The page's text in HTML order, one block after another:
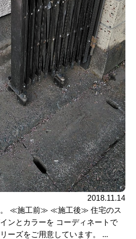
2018.11.14
。 ≪施工前≫ ≪施工後≫ 住宅のス
ンとカラーを コーディネートで
ーズをご用意しています。 ...